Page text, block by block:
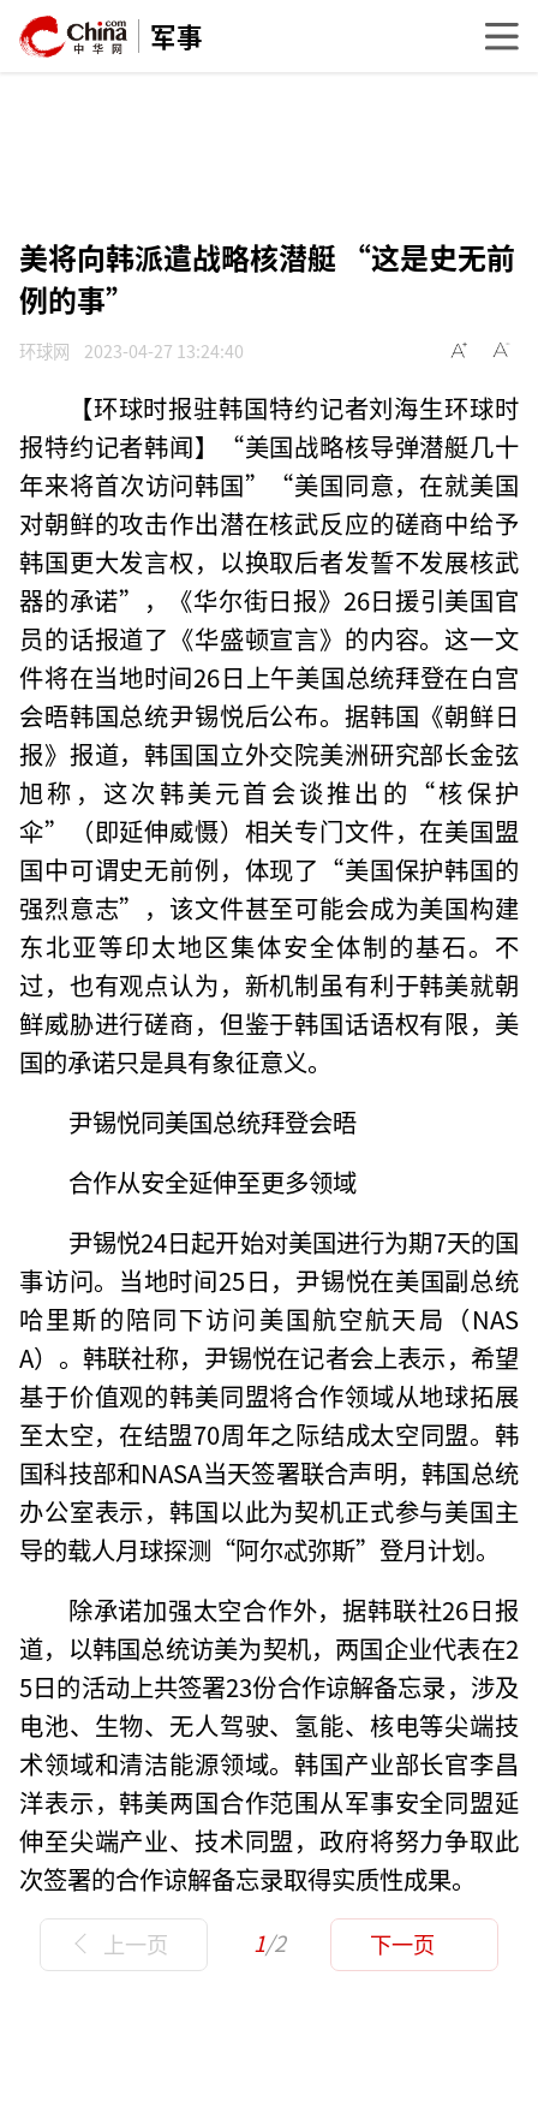
军事
美将向韩派遣战略核潜艇 “这是史无前
例的事”
环球网 2023-04-27 13:24:40
【环球时报驻韩国特约记者刘海生环球时
报特约记者韩闻】“美国战略核导弹潜艇几十
年来将首次访问韩国”“美国同意，在就美国
对朝鲜的攻击作出潜在核武反应的磋商中给予
韩国更大发言权，以换取后者发誓不发展核武
器的承诺”，《华尔街日报》26日援引美国官
员的话报道了《华盛顿宣言》的内容。这一文
件将在当地时间26日上午美国总统拜登在白宫
会晤韩国总统尹锡悦后公布。据韩国《朝鲜日
报》报道，韩国国立外交院美洲研究部长金弦
旭称，这次韩美元首会谈推出的“核保护
伞”（即延伸威慑）相关专门文件，在美国盟
国中可谓史无前例，体现了“美国保护韩国的
强烈意志”，该文件甚至可能会成为美国构建
东北亚等印太地区集体安全体制的基石。不
过，也有观点认为，新机制虽有利于韩美就朝
鲜威胁进行磋商，但鉴于韩国话语权有限，美
国的承诺只是具有象征意义。
尹锡悦同美国总统拜登会晤
合作从安全延伸至更多领域
尹锡悦24日起开始对美国进行为期7天的国
事访问。当地时间25日，尹锡悦在美国副总统
哈里斯的陪同下访问美国航空航天局（NAS
A）。韩联社称，尹锡悦在记者会上表示，希望
基于价值观的韩美同盟将合作领域从地球拓展
至太空，在结盟70周年之际结成太空同盟。韩
国科技部和NASA当天签署联合声明，韩国总统
办公室表示，韩国以此为契机正式参与美国主
导的载人月球探测“阿尔忒弥斯”登月计划。
除承诺加强太空合作外，据韩联社26日报
道，以韩国总统访美为契机，两国企业代表在2
5日的活动上共签署23份合作谅解备忘录，涉及
电池、生物、无人驾驶、氢能、核电等尖端技
术领域和清洁能源领域。韩国产业部长官李昌
洋表示，韩美两国合作范围从军事安全同盟延
伸至尖端产业、技术同盟，政府将努力争取此
次签署的合作谅解备忘录取得实质性成果。
上一页 1/2 下一页